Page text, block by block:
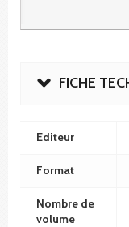
FICHE
Editeur
Format
Nombre de
volume